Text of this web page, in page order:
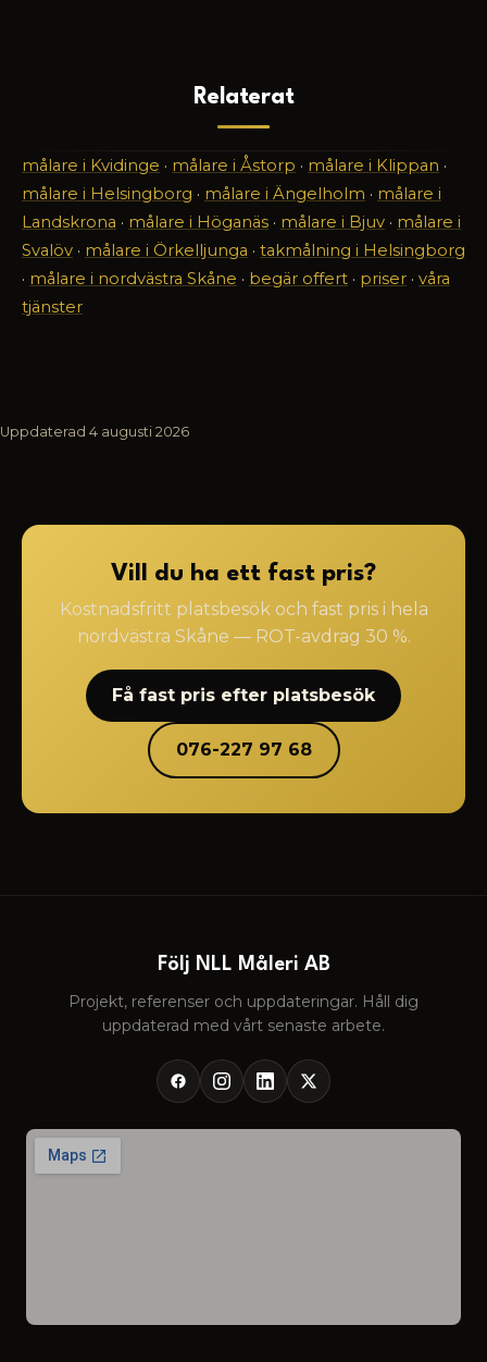
Relaterat
målare i Kvidinge · målare i Åstorp · målare i Klippan ·
målare i Helsingborg · målare i Ängelholm · målare i
Landskrona · målare i Höganäs · målare i Bjuv · målare i
Svalöv · målare i Örkelljunga · takmålning i Helsingborg
· målare i nordvästra Skåne · begär offert · priser · våra
tjänster
Uppdaterad 4 augusti 2026
Vill du ha ett fast pris?
Kostnadsfritt platsbesök och fast pris i hela
nordvästra Skåne — ROT-avdrag 30 %.
Få fast pris efter platsbesök
076-227 97 68
Följ NLL Måleri AB
Projekt, referenser och uppdateringar. Håll dig
uppdaterad med vårt senaste arbete.